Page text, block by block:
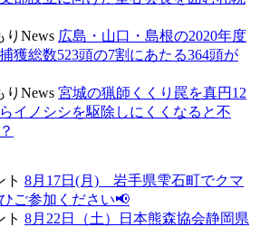
りNews 広島・山口・島根の2020年度
獲総数523頭の7割にあたる364頭が
りNews 宮城の猟師くくり罠を真円12
イノシシを駆除しにくくなると不
ト 8月17日(月) 岩手県雫石町でクマ
ご参加ください📢
ト 8月22日（土）日本熊森協会静岡県